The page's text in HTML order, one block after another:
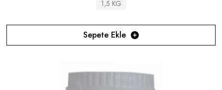
1,5 KG
Sepete Ekle